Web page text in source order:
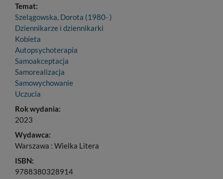
Temat:
Szelągowska, Dorota (1980- )
Dziennikarze i dziennikarki
Kobieta
Autopsychoterapia
Samoakceptacja
Samorealizacja
Samowychowanie
Uczucia
Rok wydania:
2023
Wydawca:
Warszawa : Wielka Litera
ISBN:
9788380328914